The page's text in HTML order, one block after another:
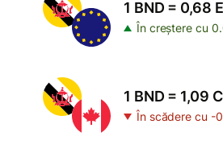
1 BND = 0,68
În creștere cu
1 BND = 1,09
În scădere cu -